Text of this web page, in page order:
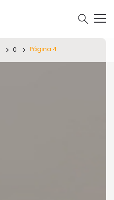
0 Página 4